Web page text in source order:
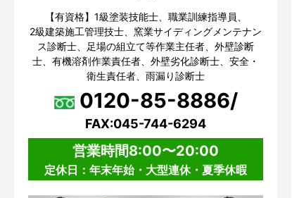
【有資格】1級塗装技能士、職業訓練指導員、
2級建築施工管理技士、窯業サイディングメンテナン
ス診断士、足場の組立て等作業主任者、外壁診断
士、有機溶剤作業責任者、外壁劣化診断士、安全・
衛生責任者、雨漏り診断士
0120-85-8886/
FAX:045-744-6294
営業時間8:00〜20:00
定休日：年末年始・大型連休・夏季休暇